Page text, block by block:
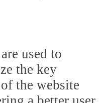
used to
the key
the website